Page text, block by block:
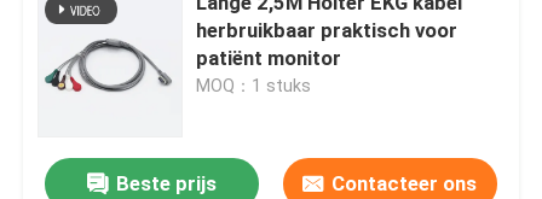
Over ons
Kwaliteitscontrole
herbruikbaar praktisch voor
patiënt monitor
MOQ：1 stuks
Beste prijs Contacteer ons